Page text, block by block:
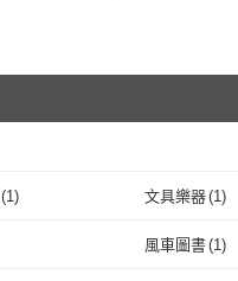
(1) 文具樂器(1)
風車圖書(1)